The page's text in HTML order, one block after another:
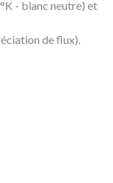
- blanc neutre) et
de flux).